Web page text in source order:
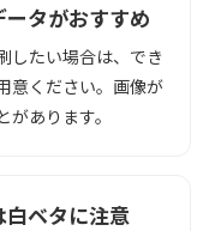
タがおすすめ
したい場合は、でき
意ください。画像が
あります。
ベタに注意